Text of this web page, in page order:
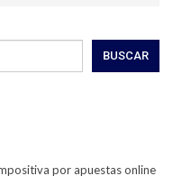
BUSCAR
por apuestas online